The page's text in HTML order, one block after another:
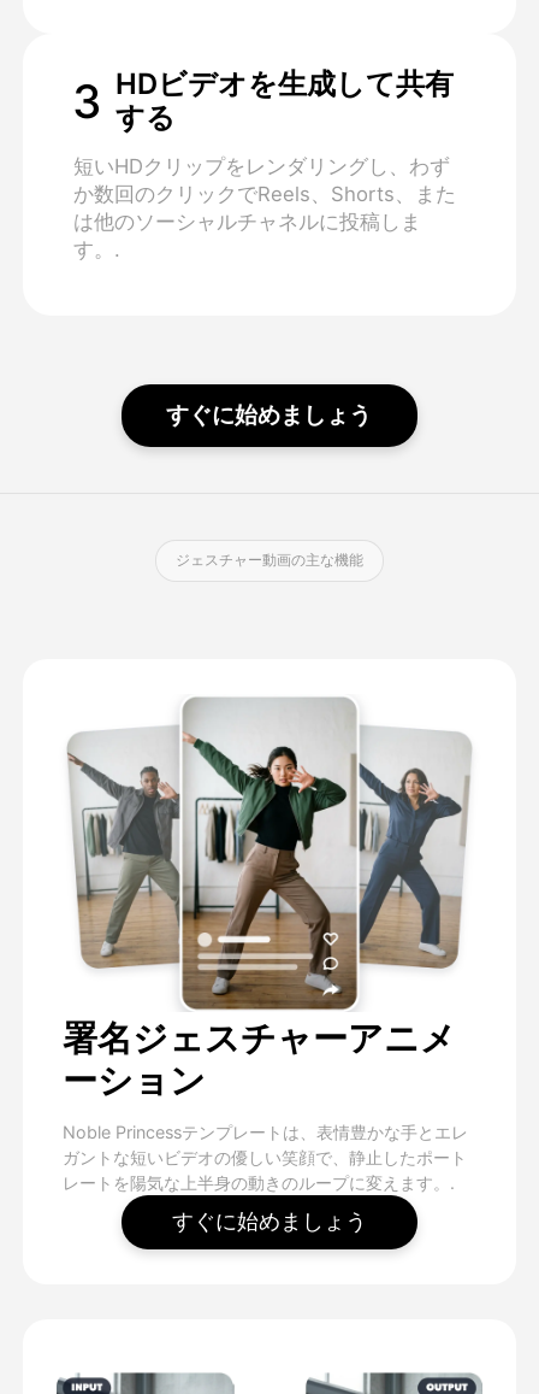
3 HDビデオを生成して共有
する
短いHDクリップをレンダリングし、わず
か数回のクリックでReels、Shorts、また
は他のソーシャルチャネルに投稿しま
す。.
すぐに始めましょう
ジェスチャー動画の主な機能
署名ジェスチャーアニメ
ーション
Noble Princessテンプレートは、表情豊かな手とエレ
ガントな短いビデオの優しい笑顔で、静止したポート
レートを陽気な上半身の動きのループに変えます。.
すぐに始めましょう